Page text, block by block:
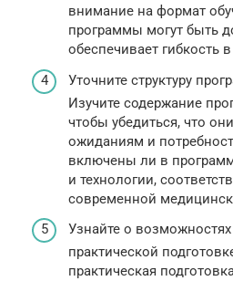
внимание на формат
программы могут быть
обеспечивает гибкость
Уточните структуру
Изучите содержание
чтобы убедиться, что
ожиданиям и
включены ли в
и технологии,
современной
Узнайте о
практической
практическая